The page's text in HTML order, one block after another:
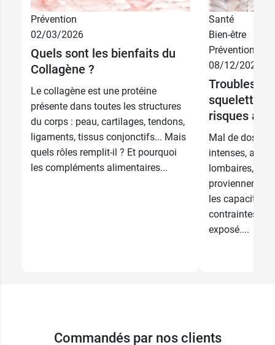
284 g 21,99 €
567 g 29,99 €
Prévention
02/03/2026
Quels sont les bienfaits du
Collagène ?
Le collagène est une protéine
présente dans toutes les structures
du corps : peau, cartilages, tendons,
ligaments, tissus conjonctifs... Mais
quels rôles remplit-il ? Et pourquoi
les compléments alimentaires...
Santé
Bien-être
Prévention
08/12/2025
Troubles
risques au
Mal de dos,
intenses, au
lombaires,
proviennent
les capacités
contraintes
exposé....
Commandés par nos clients